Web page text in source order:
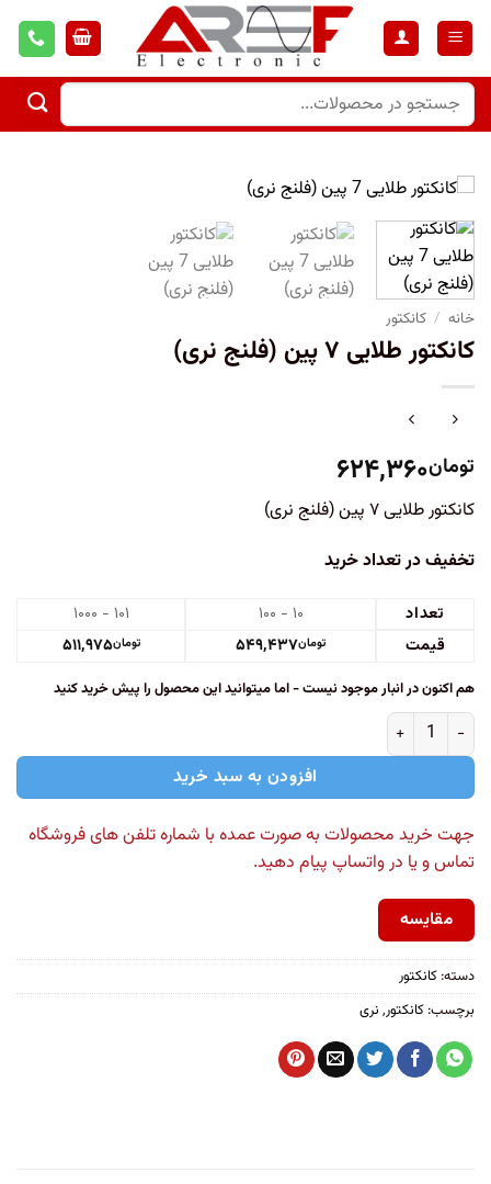
خانه / کانکتور
کانکتور طلایی ۷ پین (فلنج نری)
تومان۶۲۴,۳۶۰
کانکتور طلایی ۷ پین (فلنج نری)
تخفیف در تعداد خرید
تعداد ۱۰ - ۱۰۰
۱۰۱ - ۱۰۰۰
قیمت
تومان۵۴۹,۴۳۷ تومان۵۱۱,۹۷۵
هم اکنون در انبار موجود نیست - اما میتوانید این محصول را پیش خرید کنید
افزودن به سبد خرید
جهت خرید محصولات به صورت عمده با شماره تلفن های فروشگاه
تماس و یا در واتساپ پیام دهید.
مقایسه
دسته: کانکتور
برچسب: کانکتور, نری